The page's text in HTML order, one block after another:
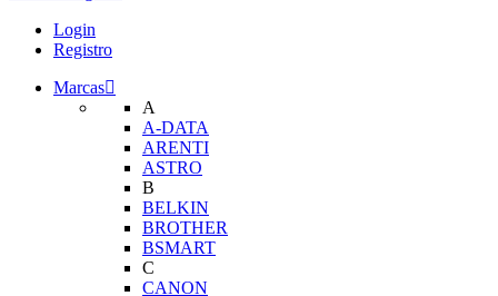
Login
Registro
Marcas
A
A-DATA
ARENTI
ASTRO
B
BELKIN
BROTHER
BSMART
C
CANON